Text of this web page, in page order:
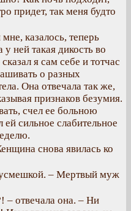
придет, так меня будто
казалось, теперь
ней такая дикость во
я сам себе и тотчас
о разных
Она отвечала так же,
признаков безумия.
счел ее больною
сильное слабительное
снова явилась ко
– Мертвый муж
– отвечала она. – Ни